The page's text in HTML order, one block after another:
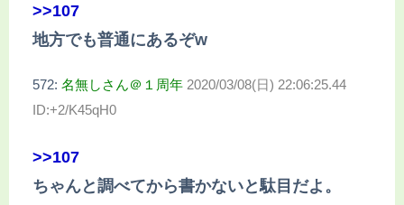
>>107
地方でも普通にあるぞw
572: 名無しさん＠１周年 2020/03/08(日) 22:06:25.44
ID:+2/K45qH0
>>107
ちゃんと調べてから書かないと駄目だよ。